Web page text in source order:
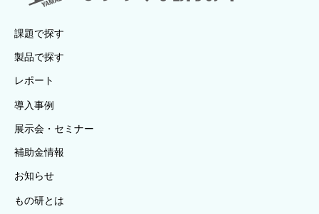
課題で探す
製品で探す
レポート
導入事例
展示会・セミナー
補助金情報
お知らせ
もの研とは